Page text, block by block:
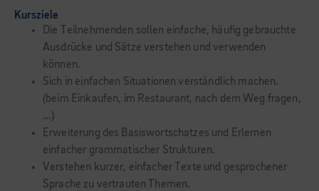
Kursziele
Die Teilnehmenden sollen einfache, häufig gebrauchte
Ausdrücke und Sätze verstehen und verwenden
können.
Sich in einfachen Situationen verständlich machen.
(beim Einkaufen, im Restaurant, nach dem Weg fragen,
...)
Erweiterung des Basiswortschatzes und Erlernen
einfacher grammatischer Strukturen.
Verstehen kurzer, einfacher Texte und gesprochener
Sprache zu vertrauten Themen.